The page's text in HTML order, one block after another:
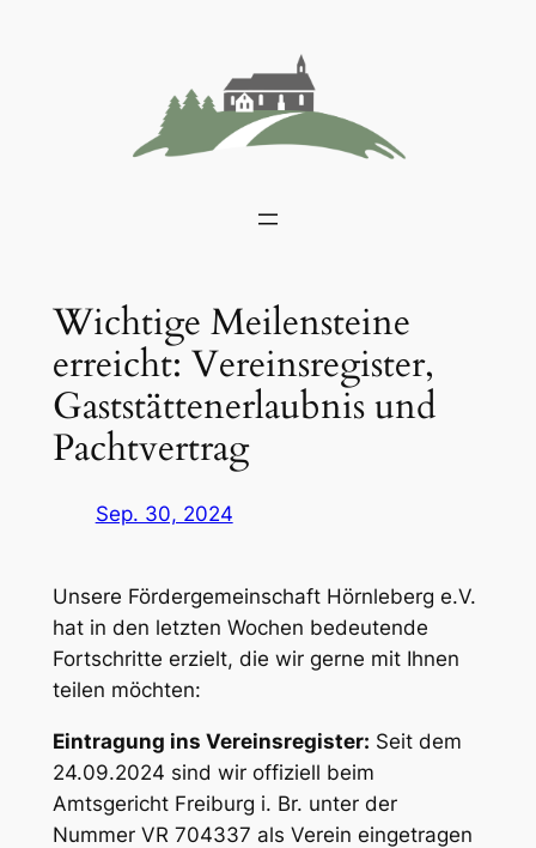
Wichtige Meilensteine
erreicht: Vereinsregister,
Gaststättenerlaubnis und
Pachtvertrag
Sep. 30, 2024
Unsere Fördergemeinschaft Hörnleberg e.V.
hat in den letzten Wochen bedeutende
Fortschritte erzielt, die wir gerne mit Ihnen
teilen möchten:
Eintragung ins Vereinsregister: Seit dem
24.09.2024 sind wir offiziell beim
Amtsgericht Freiburg i. Br. unter der
Nummer VR 704337 als Verein eingetragen